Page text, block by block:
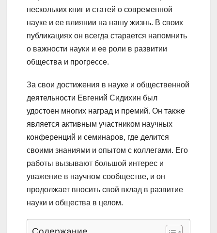
нескольких книг и статей о современной
науке и ее влиянии на нашу жизнь. В своих
публикациях он всегда старается напомнить
о важности науки и ее роли в развитии
общества и прогрессе.
За свои достижения в науке и общественной
деятельности Евгений Сидихин был
удостоен многих наград и премий. Он также
является активным участником научных
конференций и семинаров, где делится
своими знаниями и опытом с коллегами. Его
работы вызывают большой интерес и
уважение в научном сообществе, и он
продолжает вносить свой вклад в развитие
науки и общества в целом.